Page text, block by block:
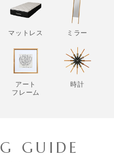
マットレス ミラー
アート
フレーム
時計
GUIDE